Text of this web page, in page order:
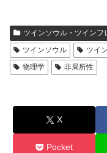
ツインソウル・ツインフ
ツインソウル
ツイ
物理学
非局所性
X
Pocket